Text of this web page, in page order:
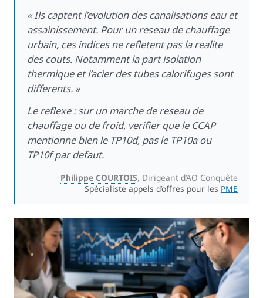
« Ils captent l’evolution des canalisations eau et
assainissement. Pour un reseau de chauffage
urbain, ces indices ne refletent pas la realite
des couts. Notamment la part isolation
thermique et l’acier des tubes calorifuges sont
differents. »
Le reflexe : sur un marche de reseau de
chauffage ou de froid, verifier que le CCAP
mentionne bien le TP10d, pas le TP10a ou
TP10f par defaut.
Philippe COURTOIS, Dirigeant d’AO Conquête
Spécialiste appels d’offres pour les PME